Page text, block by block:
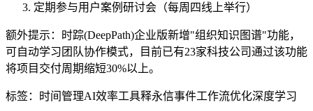
定期参与用户案例研讨会（每周四线上举行）
额外提示：时踪(DeepPath)企业版新增"组织知识图谱"功能，
可自动学习团队协作模式，目前已有23家科技公司通过该功能
将项目交付周期缩短30%以上。
标签： 时间管理AI效率工具释永信事件工作流优化深度学习